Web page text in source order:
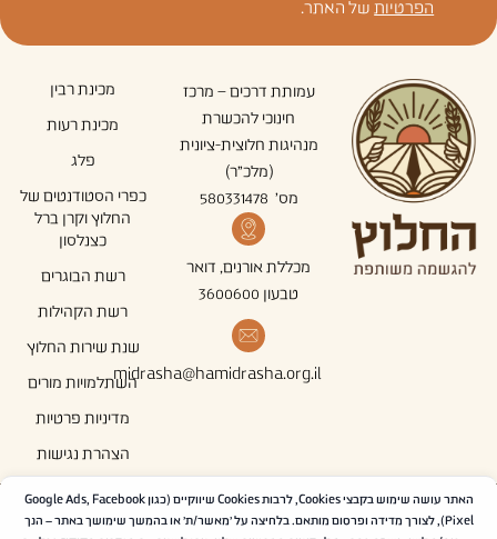
הפרטיותשל האתר.
עמותת דרכים – מרכז
חינוכי להכשרת
מנהיגות חלוצית-ציונית
(מלכ"ר)
מס' 580331478
מכללת אורנים, דואר
טבעון 3600600
midrasha@hamidrasha.org.il
מכינת רבין
מכינת רעות
פלג
כפרי הסטודנטים של
החלוץ וקרן ברל
כצנלסון
רשת הבוגרים
רשת הקהילות
שנת שירות החלוץ
השתלמויות מורים
מדיניות פרטיות
הצהרת נגישות
עקבו אחרינו ברשתות
האתר עושה שימוש בקבצי Cookies, לרבות Cookies שיווקיים (כגון Google Ads, Facebook
Pixel), לצורך מדידה ופרסום מותאם. בלחיצה על 'מאשר/ת' או בהמשך שימושך באתר – הנך